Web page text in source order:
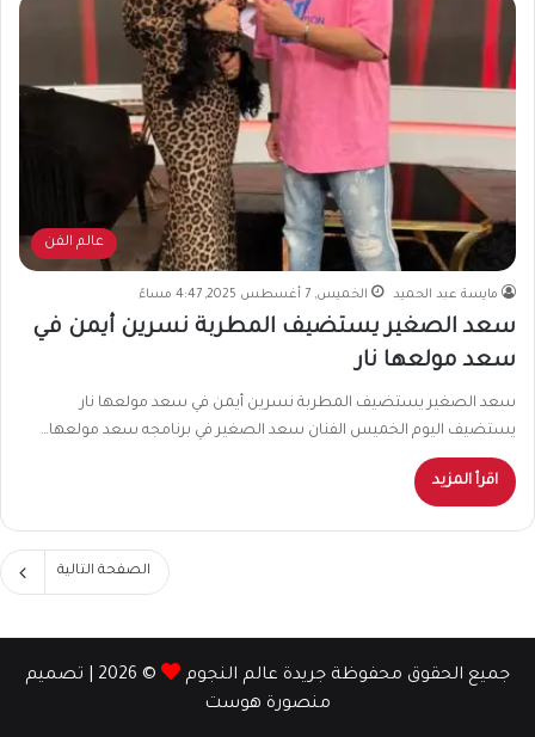
عالم الفن
مايسة عبد الحميد الخميس, 7 أغسطس 2025, 4:47 مساءً
سعد الصغير يستضيف المطربة نسرين أيمن في
سعد مولعها نار
سعد الصغير يستضيف المطربة نسرين أيمن في سعد مولعها نار
يستضيف اليوم الخميس الفنان سعد الصغير في برنامجه سعد مولعها…
اقرأ المزيد
الصفحة التالية
جميع الحقوق محفوظة جريدة عالم النجوم
© 2026 | تصميم
منصورة هوست